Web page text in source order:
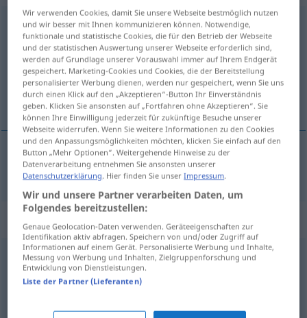
erspähenv/t <ohnege> GEH
Übersicht aller Übersetzungen
(Für mehr Details die Übersetzung anklicken/antippen)
divisar, atisbar
divisar,atisbar erspähen
Synonyme für "erspähen"
entdecken
Wir verwenden Cookies, damit Sie unsere Webseite bestmöglich nutzen
und wir besser mit Ihnen kommunizieren können. Notwendige,
funktionale und statistische Cookies, die für den Betrieb der Webseite
und der statistischen Auswertung unserer Webseite erforderlich sind,
werden auf Grundlage unserer Vorauswahl immer auf Ihrem Endgerät
gespeichert. Marketing-Cookies und Cookies, die der Bereitstellung
personalisierter Werbung dienen, werden nur gespeichert, wenn Sie uns
durch einen Klick auf den „Akzeptieren“-Button Ihr Einverständnis
geben. Klicken Sie ansonsten auf „Fortfahren ohne Akzeptieren“. Sie
können Ihre Einwilligung jederzeit für zukünftige Besuche unserer
Webseite widerrufen. Wenn Sie weitere Informationen zu den Cookies
und den Anpassungsmöglichkeiten möchten, klicken Sie einfach auf den
Button „Mehr Optionen“. Weitergehende Hinweise zu der
Datenverarbeitung entnehmen Sie ansonsten unserer
Datenschutzerklärung. Hier finden Sie unserImpressum.
Wir und unsere Partner verarbeiten Daten, um
Folgendes bereitzustellen:
Genaue Geolocation-Daten verwenden. Geräteeigenschaften zur
Identifikation aktiv abfragen. Speichern von und/oder Zugriff auf
Informationen auf einem Gerät. Personalisierte Werbung und Inhalte,
Messung von Werbung und Inhalten, Zielgruppenforschung und
Entwicklung von Dienstleistungen.
Liste der Partner (Lieferanten)